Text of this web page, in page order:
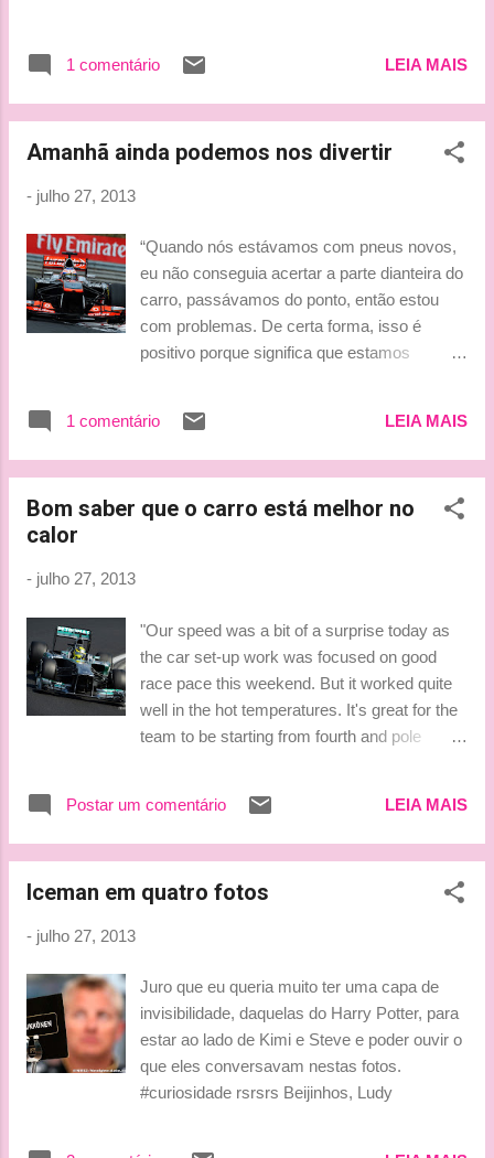
1 comentário LEIA MAIS
Amanhã ainda podemos nos divertir
- julho 27, 2013
“Quando nós estávamos com pneus novos,
eu não conseguia acertar a parte dianteira do
carro, passávamos do ponto, então estou
com problemas. De certa forma, isso é
positivo porque significa que estamos
quando você pode tentar ajustar as coisas a
partir do cockpit, e haverá menos aderência
porque esperávamos por algo a mais aqui.
divertir.” (tradução Grande Prêmio) Se
correr pensando só em diversão vai se dar
melhor. Vai deixar de lado a preocupação e
dar o melhor. Vide Webberzinho que de balde
chutado para 2014 está mais livre e fazendo
pensar mais assim, se possível. Correr por
1 comentário LEIA MAIS
Bom saber que o carro está melhor no
calor
- julho 27, 2013
"Our speed was a bit of a surprise today as
the car set-up work was focused on good
race pace this weekend. But it worked quite
well in the hot temperatures. It's great for the
team to be starting from fourth and pole
Qualifying did not go perfectly for me at the
end, it didn't help that my brake balance
around the lap. That cost me a little, but the
previous race." Sem conseguir trocar o
"balanço" dos freios e ainda conseguiu a
quarta posição e estava incomodando na
ultima tentativa? Estava bom mesmo o
carro. Vamos ver como se sai amanhã e
Postar um comentário LEIA MAIS
Iceman em quatro fotos
- julho 27, 2013
Juro que eu queria muito ter uma capa de
invisibilidade, daquelas do Harry Potter, para
estar ao lado de Kimi e Steve e poder ouvir o
que eles conversavam nestas fotos.
#curiosidade rsrsrs Beijinhos, Ludy